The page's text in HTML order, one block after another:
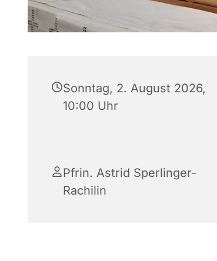
Sonntag, 2. August 2026,
10:00 Uhr
Pfrin. Astrid Sperlinger-
Rachilin